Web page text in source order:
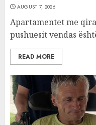
AUGUST 7, 2026
Apartamentet me
pushuesit vendas
READ MORE